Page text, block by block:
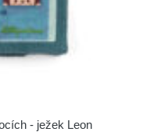
- ježek Leon